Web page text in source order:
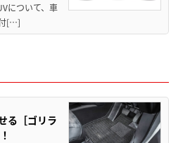
について、車
[…]
る［ゴリラ